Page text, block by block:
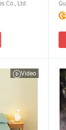
Co., Ltd.
Video